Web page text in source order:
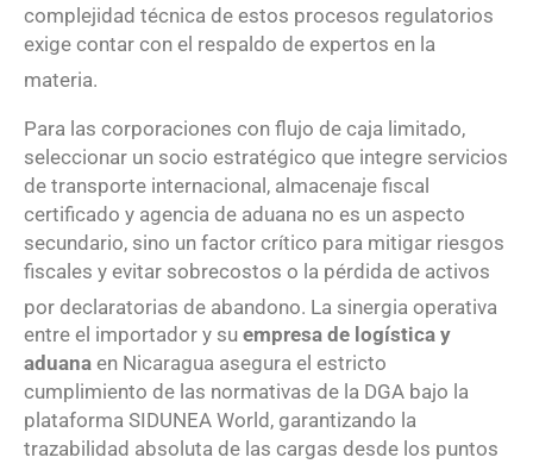
complejidad técnica de estos procesos regulatorios
exige contar con el respaldo de expertos en la
materia.
Para las corporaciones con flujo de caja limitado,
seleccionar un socio estratégico que integre servicios
de transporte internacional, almacenaje fiscal
certificado y agencia de aduana no es un aspecto
secundario, sino un factor crítico para mitigar riesgos
fiscales y evitar sobrecostos o la pérdida de activos
por declaratorias de abandono. La sinergia operativa
entre el importador y su empresa de logística y
aduana en Nicaragua asegura el estricto
cumplimiento de las normativas de la DGA bajo la
plataforma SIDUNEA World, garantizando la
trazabilidad absoluta de las cargas desde los puntos